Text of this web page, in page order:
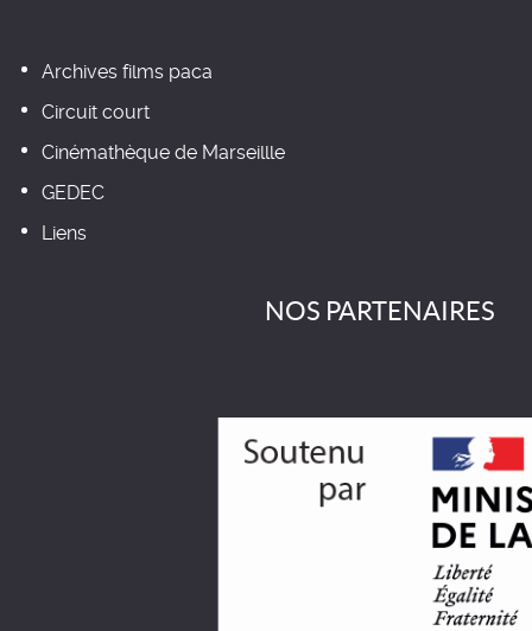
Archives films paca
Circuit court
Cinémathèque de Marseillle
GEDEC
Liens
NOS PARTENAIRES